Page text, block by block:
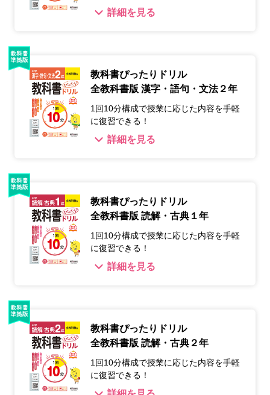
詳細を見る
教科書ぴったりドリル
全教科書版 漢字・語句・文法２年
1回10分構成で授業に応じた内容を手軽
に復習できる！
詳細を見る
教科書ぴったりドリル
全教科書版 読解・古典１年
1回10分構成で授業に応じた内容を手軽
に復習できる！
詳細を見る
教科書ぴったりドリル
全教科書版 読解・古典２年
1回10分構成で授業に応じた内容を手軽
に復習できる！